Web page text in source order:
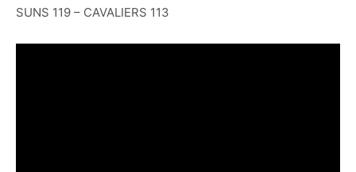
SUNS 119 – CAVALIERS 113